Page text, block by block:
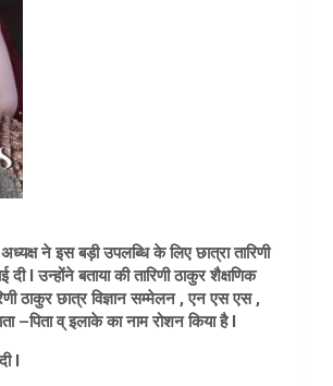
ने इस बड़ी उपलब्धि के लिए छात्रा तारिणी
I उन्होंने बताया की तारिणी ठाकुर शैक्षणिक
ठाकुर छात्र विज्ञान सम्मेलन , एन एस एस ,
–पिता व् इलाके का नाम रोशन किया है I
I